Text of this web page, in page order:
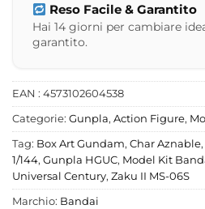
Reso Facile & Garantito
Hai 14 giorni per cambiare
garantito.
EAN : 4573102604538
Categorie: Gunpla, Action Figure,
Tag: Box Art Gundam, Char Aznable,
1/144, Gunpla HGUC, Model Kit
Universal Century, Zaku II MS-06S
Marchio: Bandai